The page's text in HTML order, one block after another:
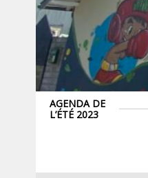
AGENDA DE
L’ÉTÉ 2023